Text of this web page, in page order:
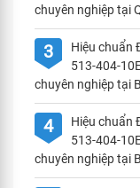
chuyên nghiệp tại
3
Hiệu chuẩn
513-404-
chuyên nghiệp tại
4
Hiệu chuẩn
513-404-
chuyên nghiệp tại